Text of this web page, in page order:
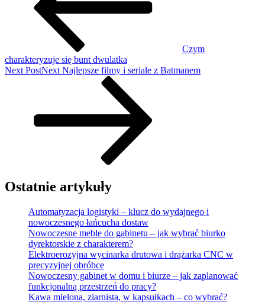
Czym
charakteryzuje się bunt dwulatka
Next PostNext Najlepsze filmy i seriale z Batmanem
Ostatnie artykuły
Automatyzacja logistyki – klucz do wydajnego i
nowoczesnego łańcucha dostaw
Nowoczesne meble do gabinetu – jak wybrać biurko
dyrektorskie z charakterem?
Elektroerozyjna wycinarka drutowa i drążarka CNC w
precyzyjnej obróbce
Nowoczesny gabinet w domu i biurze – jak zaplanować
funkcjonalną przestrzeń do pracy?
Kawa mielona, ziarnista, w kapsułkach – co wybrać?